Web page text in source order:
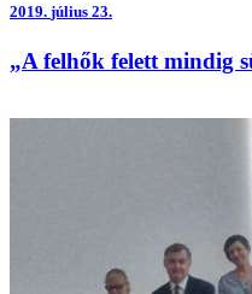
2019. július 23.
„A felhők felett mindig